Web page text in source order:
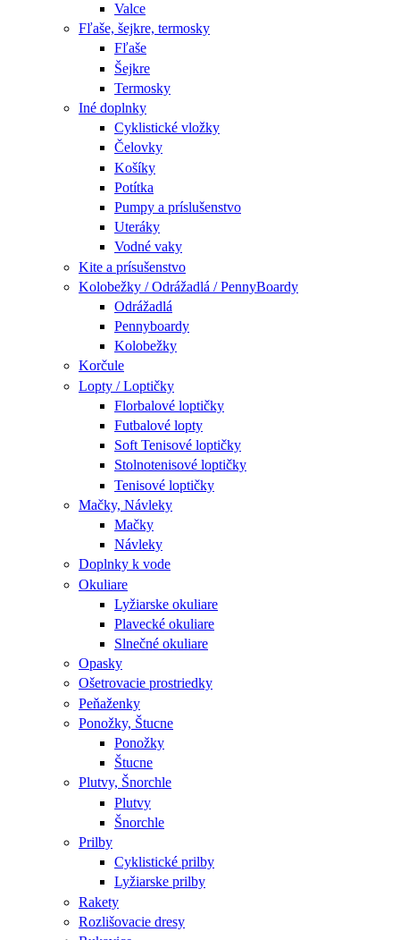
Valce
Fľaše, šejkre, termosky
Fľaše
Šejkre
Termosky
Iné doplnky
Cyklistické vložky
Čelovky
Košíky
Potítka
Pumpy a príslušenstvo
Uteráky
Vodné vaky
Kite a prísušenstvo
Kolobežky / Odrážadlá / PennyBoardy
Odrážadlá
Pennyboardy
Kolobežky
Korčule
Lopty / Loptičky
Florbalové loptičky
Futbalové lopty
Soft Tenisové loptičky
Stolnotenisové loptičky
Tenisové loptičky
Mačky, Návleky
Mačky
Návleky
Doplnky k vode
Okuliare
Lyžiarske okuliare
Plavecké okuliare
Slnečné okuliare
Opasky
Ošetrovacie prostriedky
Peňaženky
Ponožky, Štucne
Ponožky
Štucne
Plutvy, Šnorchle
Plutvy
Šnorchle
Prilby
Cyklistické prilby
Lyžiarske prilby
Rakety
Rozlišovacie dresy